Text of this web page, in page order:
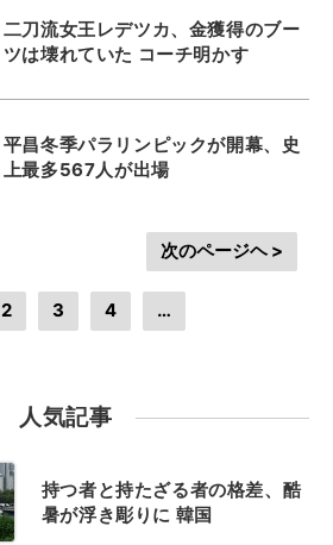
二刀流女王レデツカ、金獲得のブー
ツは壊れていた コーチ明かす
平昌冬季パラリンピックが開幕、史
上最多567人が出場
2 3 4 …
次のページヘ >
人気記事
持つ者と持たざる者の格差、酷
暑が浮き彫りに 韓国